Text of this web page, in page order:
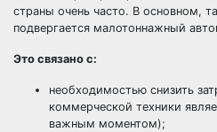
страны очень часто. В основном,
подвергается малотоннажный
Это связано с:
необходимостью снизить
коммерческой техники
важным моментом);